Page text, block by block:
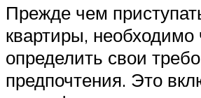
Прежде чем
квартиры, необходимо
определить свои
предпочтения. Это